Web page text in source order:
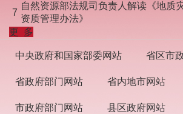
7
自然资源部法规司负责人解读《地质
资质管理办法》
更 多
中央政府和国家部委网站 省区市
省政府部门网站 省内地市网站
市政府部门网站 县区政府网站